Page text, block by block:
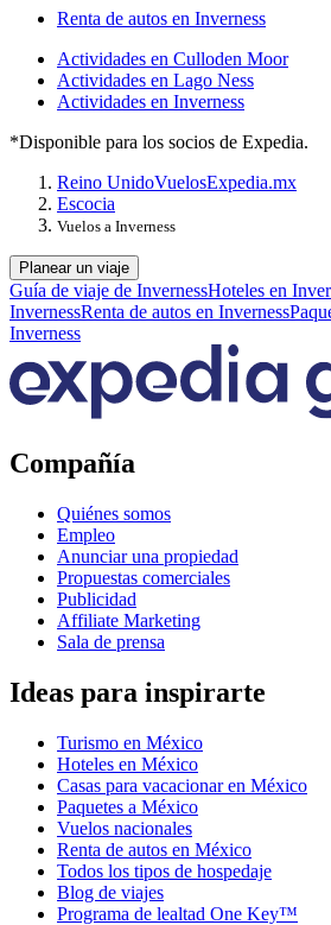
Renta de autos en Inverness
Actividades en Culloden Moor
Actividades en Lago Ness
Actividades en Inverness
*Disponible para los socios de Expedia.
Reino UnidoVuelosExpedia.mx
Escocia
Vuelos a Inverness
Planear un viaje
Guía de viaje de InvernessHoteles en
InvernessRenta de autos en Inverness
Inverness
Compañía
Quiénes somos
Empleo
Anunciar una propiedad
Propuestas comerciales
Publicidad
Affiliate Marketing
Sala de prensa
Ideas para inspirarte
Turismo en México
Hoteles en México
Casas para vacacionar en México
Paquetes a México
Vuelos nacionales
Renta de autos en México
Todos los tipos de hospedaje
Blog de viajes
Programa de lealtad One Key™